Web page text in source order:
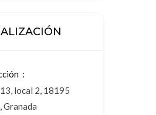
local 2, 18195
Granada